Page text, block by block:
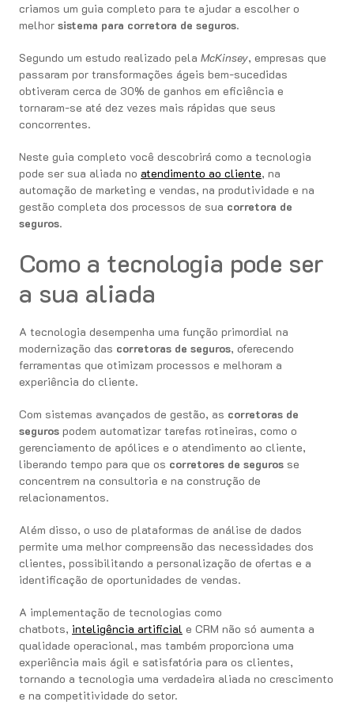
criamos um guia completo para te ajudar a escolher o
melhor sistema para corretora de seguros.
Segundo um estudo realizado pela McKinsey, empresas que
passaram por transformações ágeis bem-sucedidas
obtiveram cerca de 30% de ganhos em eficiência e
tornaram-se até dez vezes mais rápidas que seus
concorrentes.
Neste guia completo você descobrirá como a tecnologia
pode ser sua aliada no atendimento ao cliente, na
automação de marketing e vendas, na produtividade e na
gestão completa dos processos de sua corretora de
seguros.
Como a tecnologia pode ser
a sua aliada
A tecnologia desempenha uma função primordial na
modernização das corretoras de seguros, oferecendo
ferramentas que otimizam processos e melhoram a
experiência do cliente.
Com sistemas avançados de gestão, as corretoras de
seguros podem automatizar tarefas rotineiras, como o
gerenciamento de apólices e o atendimento ao cliente,
liberando tempo para que os corretores de seguros se
concentrem na consultoria e na construção de
relacionamentos.
Além disso, o uso de plataformas de análise de dados
permite uma melhor compreensão das necessidades dos
clientes, possibilitando a personalização de ofertas e a
identificação de oportunidades de vendas.
A implementação de tecnologias como
chatbots, inteligência artificial e CRM não só aumenta a
qualidade operacional, mas também proporciona uma
experiência mais ágil e satisfatória para os clientes,
tornando a tecnologia uma verdadeira aliada no crescimento
e na competitividade do setor.